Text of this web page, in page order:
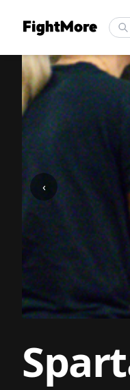
FightMore
‹